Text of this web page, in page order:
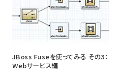
JBoss Fuseを使ってみる その3：
Webサービス編